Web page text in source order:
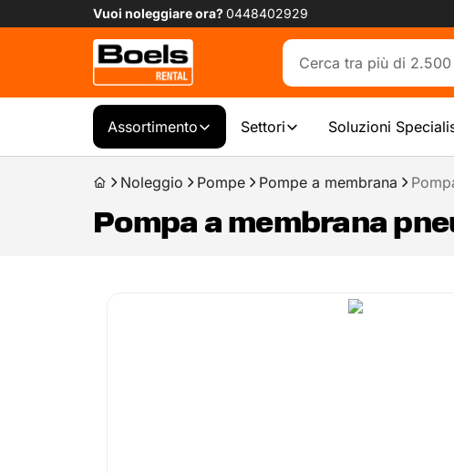
Vuoi noleggiare ora?0448402929
Assortimento Settori Soluzioni
Noleggio Pompe Pompe a membrana
Pompa a membrana